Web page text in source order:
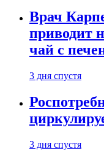
Врач
приводит
чай с
3 дня спустя
3 дня спустя